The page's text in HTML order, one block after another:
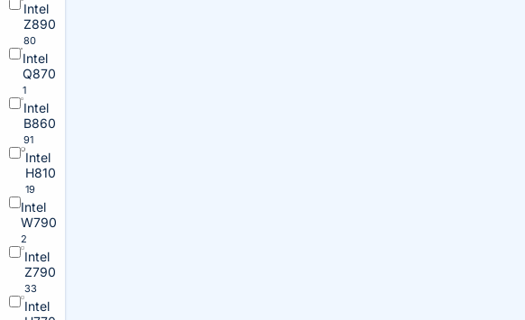
Intel
Z890
80
Intel
Q870
1
Intel
B860
91
Intel
H810
19
Intel
W790
2
Intel
Z790
33
Intel